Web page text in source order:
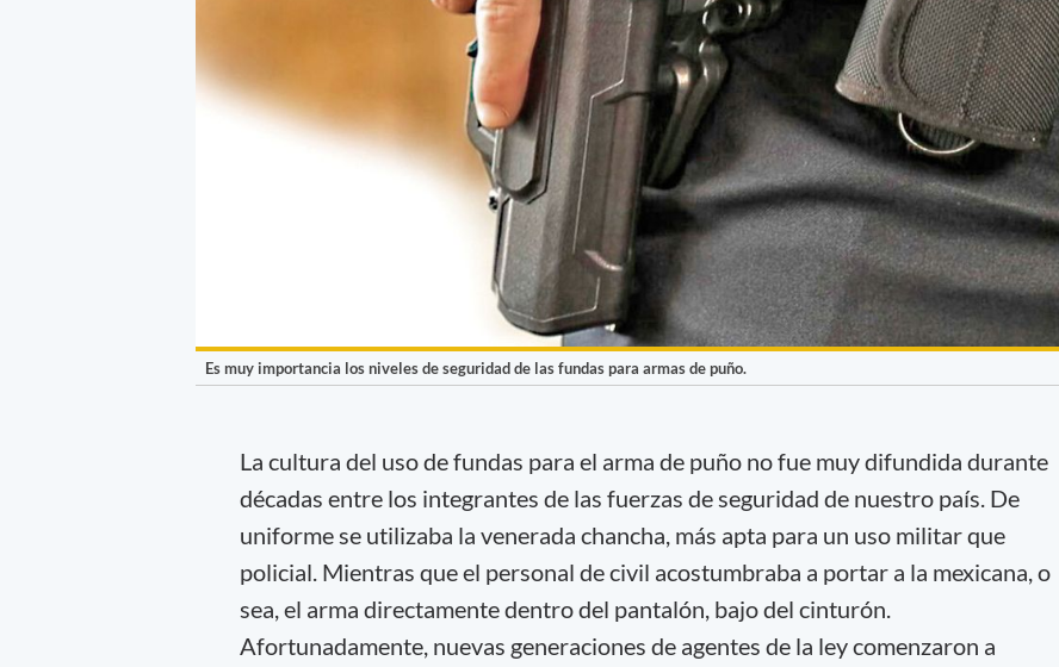
Es muy importancia los niveles de seguridad de las fundas para armas de puño.
La cultura del uso de fundas para el arma de puño no fue muy difundida durante
décadas entre los integrantes de las fuerzas de seguridad de nuestro país. De
uniforme se utilizaba la venerada chancha, más apta para un uso militar que
policial. Mientras que el personal de civil acostumbraba a portar a la mexicana, o
sea, el arma directamente dentro del pantalón, bajo del cinturón.
Afortunadamente, nuevas generaciones de agentes de la ley comenzaron a